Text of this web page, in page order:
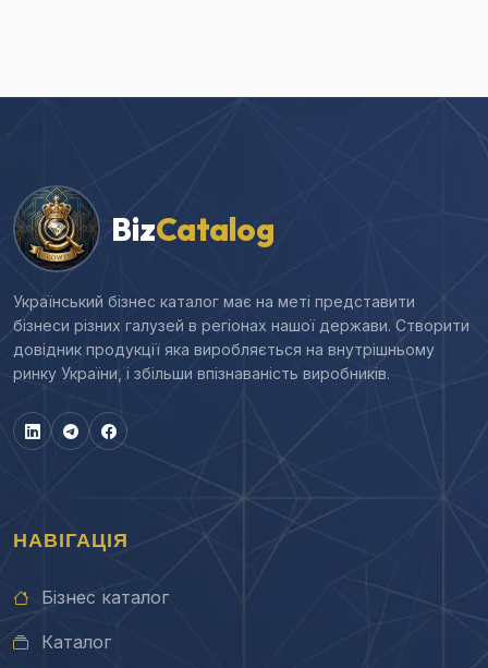
BizCatalog
Український бізнес каталог має на меті представити
бізнеси різних галузей в регіонах нашої держави. Створити
довідник продукції яка виробляється на внутрішньому
ринку України, і збільши впізнаваність виробників.
НАВІГАЦІЯ
Бізнес каталог
Каталог